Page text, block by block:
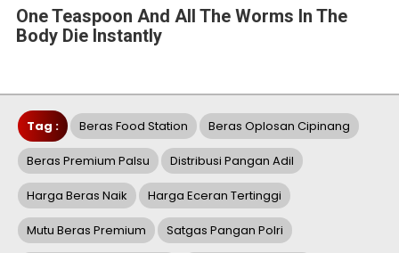
One Teaspoon And All The Worms In The
Body Die Instantly
Tag : Beras Food Station Beras Oplosan Cipinang
Beras Premium Palsu Distribusi Pangan Adil
Harga Beras Naik Harga Eceran Tertinggi
Mutu Beras Premium Satgas Pangan Polri